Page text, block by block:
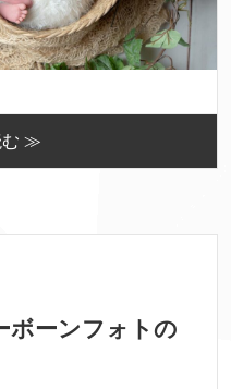
む ≫
ボーンフォトの